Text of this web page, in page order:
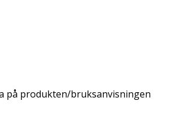
på produkten/bruksanvisningen